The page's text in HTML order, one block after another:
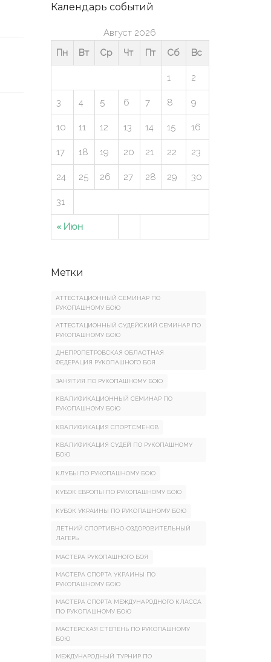
Календарь событий
Август 2026
Пн
Вт Ср Чт Пт Сб Вс
« Июн
1 2
3 4 5 6 7 8 9
10 11 12 13 14 15 16
17 18 19 20 21 22 23
24 25 26 27 28 29 30
31
Метки
АТТЕСТАЦИОННЫЙ СЕМИНАР ПО
РУКОПАШНОМУ БОЮ
АТТЕСТАЦИОННЫЙ СУДЕЙСКИЙ СЕМИНАР ПО
РУКОПАШНОМУ БОЮ
ДНЕПРОПЕТРОВСКАЯ ОБЛАСТНАЯ
ФЕДЕРАЦИЯ РУКОПАШНОГО БОЯ
ЗАНЯТИЯ ПО РУКОПАШНОМУ БОЮ
КВАЛИФИКАЦИОННЫЙ СЕМИНАР ПО
РУКОПАШНОМУ БОЮ
КВАЛИФИКАЦИЯ СПОРТСМЕНОВ
КВАЛИФИКАЦИЯ СУДЕЙ ПО РУКОПАШНОМУ
БОЮ
КЛУБЫ ПО РУКОПАШНОМУ БОЮ
КУБОК ЕВРОПЫ ПО РУКОПАШНОМУ БОЮ
КУБОК УКРАИНЫ ПО РУКОПАШНОМУ БОЮ
ЛЕТНИЙ СПОРТИВНО-ОЗДОРОВИТЕЛЬНЫЙ
ЛАГЕРЬ
МАСТЕРА РУКОПАШНОГО БОЯ
МАСТЕРА СПОРТА УКРАИНЫ ПО
РУКОПАШНОМУ БОЮ
МАСТЕРА СПОРТА МЕЖДУНАРОДНОГО КЛАССА
ПО РУКОПАШНОМУ БОЮ
МАСТЕРСКАЯ СТЕПЕНЬ ПО РУКОПАШНОМУ
БОЮ
МЕЖДУНАРОДНЫЙ ТУРНИР ПО